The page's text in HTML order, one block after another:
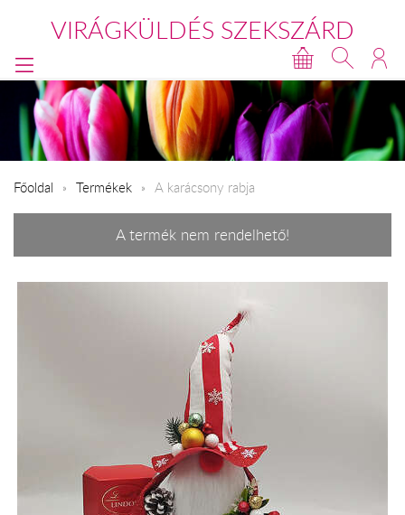
VIRÁGKÜLDÉS SZEKSZÁRD
Főoldal Termékek A karácsony rabja
A termék nem rendelhető!